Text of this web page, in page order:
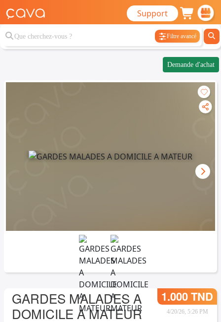
Support
Filtre avancé
Demande d'achat
GARDES MALADES A
DOMICILE A MATEUR
1.000 TND
4/20/26, 5:26 PM